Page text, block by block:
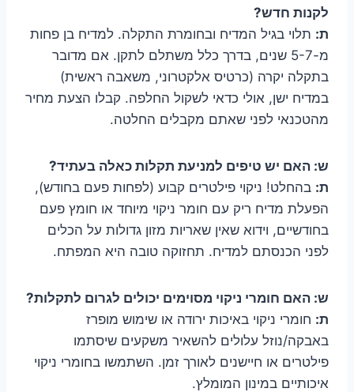
לקנות חדש?
ת: תלוי בגיל המדיח ובחומרת התקלה. למדיח בן פחות
מ-5-7 שנים, בדרך כלל משתלם לתקן. אם מדובר
בתקלה יקרה (כרטיס אלקטרוני, משאבה ראשית)
במדיח ישן, אולי כדאי לשקול החלפה. קבלו הצעת מחיר
מהטכנאי לפני שאתם מקבלים החלטה.
ש: האם יש טיפים למניעת תקלות כאלה בעתיד?
ת: בהחלט! ניקוי פילטרים קבוע (לפחות פעם בחודש),
הפעלת מדיח ריק עם חומר ניקוי מיוחד או חומץ פעם
בחודשיים, וידוא שאין שאריות מזון גדולות על הכלים
לפני הכנסתם למדיח. תחזוקה טובה היא המפתח.
ש: האם חומרי ניקוי מסוימים יכולים לגרום לתקלות?
ת: חומרי ניקוי באיכות ירודה או שימוש מופרז
באבקה/נוזל עלולים להשאיר משקעים שיסתמו
פילטרים או חיישנים לאורך זמן. השתמשו בחומרי ניקוי
איכותיים במינון המומלץ.